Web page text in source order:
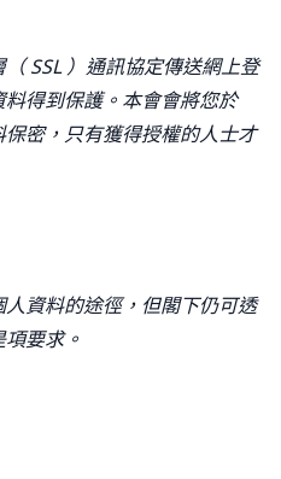
（ SSL）通訊協定傳送網上登
得到保護。本會會將您於
保密，只有獲得授權的人士才
資料的途徑，但閣下仍可透
要求。